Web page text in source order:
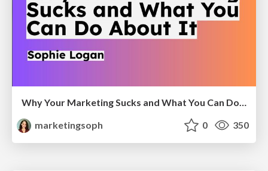
Why Your Marketing Sucks and What You Can Do About It - Sophie Logan
marketingsoph
0 350